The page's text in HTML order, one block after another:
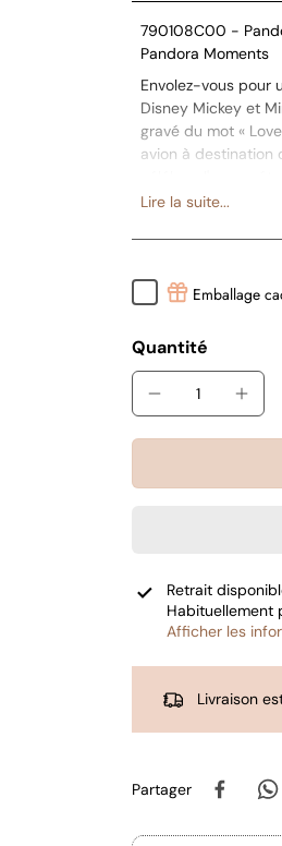
790108C00 -
Pandora Moments
Envolez-vous pour
Disney Mickey et
gravé du mot «
avion à destination
collection de bijoux.
Lire la suite...
Emballage
Quantité
Retrait
Habituellement
Afficher les
Livraison
Partager